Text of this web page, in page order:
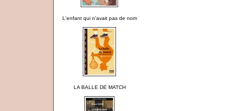
L'enfant qui n'avait pas de nom
LA BALLE DE MATCH